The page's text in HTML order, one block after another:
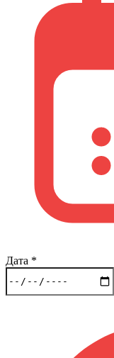
Дата *